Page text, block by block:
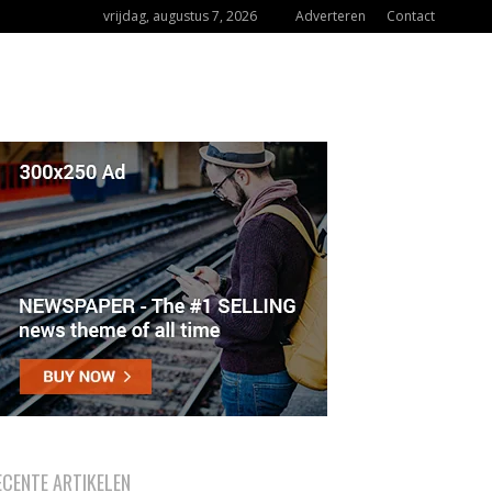
vrijdag, augustus 7, 2026 Adverteren Contact
ARTIKELEN